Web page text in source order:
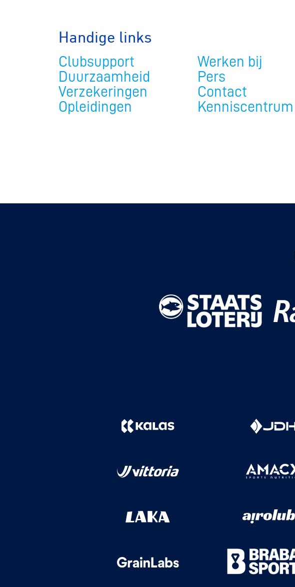
Handige links
Clubsupport
Werken bij
Duurzaamheid
Pers
Verzekeringen
Contact
Opleidingen
Kenniscentrum